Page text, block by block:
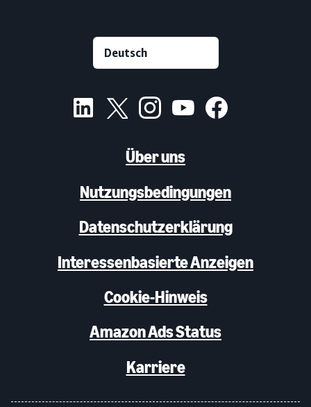
Über uns
Nutzungsbedingungen
Datenschutzerklärung
Interessenbasierte Anzeigen
Cookie-Hinweis
Amazon Ads Status
Karriere